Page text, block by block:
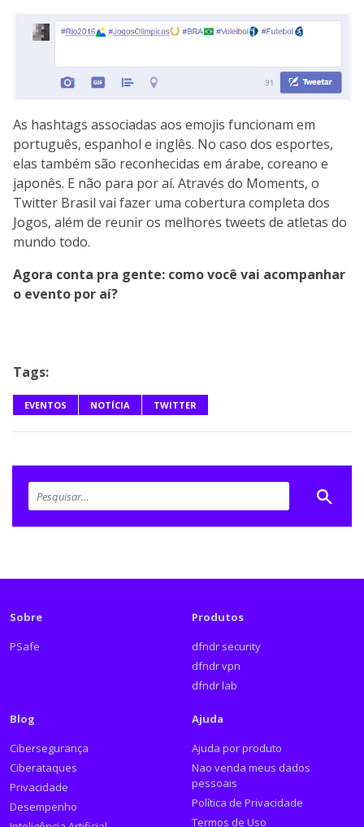
As hashtags associadas aos emojis funcionam em
português, espanhol e inglês. No caso dos esportes,
elas também são reconhecidas em árabe, coreano e
japonês. E não para por aí. Através do Moments, o
Twitter Brasil vai fazer uma cobertura completa dos
Jogos, além de reunir os melhores tweets de atletas do
mundo todo.
Agora conta pra gente: como você vai acompanhar
o evento por aí?
Tags:
EVENTOS NOTÍCIA TWITTER
Sobre
PSafe
Produtos
dfndr security
dfndr vpn
dfndr lab
Blog
Cibersegurança
Ciberataques
Privacidade
Desempenho
Ajuda
Ajuda por produto
Nao venda meus dados
pessoais
Política de Privacidade
Termos de Uso